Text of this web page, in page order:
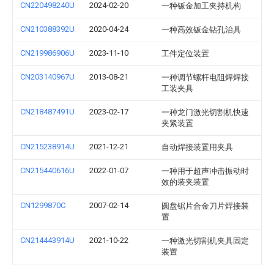
CN220498240U 2024-02-20 一种钣金加工夹持机构
CN210388392U 2020-04-24 一种高效钣金钻孔治具
CN219986906U 2023-11-10 工件定位装置
CN203140967U 2013-08-21
一种调节螺杆电阻焊焊接
工装夹具
CN218487491U 2023-02-17
一种龙门激光切割机快速
夹紧装置
CN215238914U 2021-12-21 自动焊接装置用夹具
CN215440616U 2022-01-07
一种用于超声冲击振动时
效的装夹装置
CN1299870C 2007-02-14
圆盘锯片合金刀片焊接装
置
CN214443914U 2021-10-22
一种激光切割机夹具固定
装置